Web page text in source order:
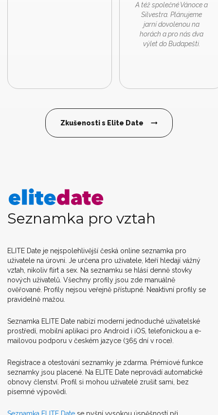
A též společné Vánoce a
Silvestra. Plánujeme
jarní dovolenou na
horách a pro nás dva
výlet do Budapešti.
Zkušenosti s Elite Date
Seznamka pro vztah
ELITE Date je nejspolehlivější česká online seznamka pro
uživatele na úrovni. Je určena pro uživatele, kteří hledají vážný
vztah, nikoliv flirt a sex. Na seznamku se hlásí denně stovky
nových uživatelů. Všechny profily jsou zde manuálně
ověřované. Profily nejsou veřejně přístupné. Neaktivní profily se
pravidelně mažou.
Seznamka ELITE Date nabízí moderní jednoduché uživatelské
prostředí, mobilní aplikaci pro Android i iOS, telefonickou a e-
mailovou podporu v českém jazyce (365 dní v roce).
Registrace a otestování seznamky je zdarma. Prémiové funkce
seznamky jsou placené. Na ELITE Date neprovádí automatické
obnovy členství. Profil si mohou uživatelé zrušit sami, bez
písemné výpovědi.
Seznamka ELITE Date se pyšní vysokou úspěšností při